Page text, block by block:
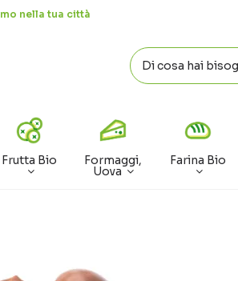
nella tua città
Frutta Bio Formaggi,
Uova
Farina Bio